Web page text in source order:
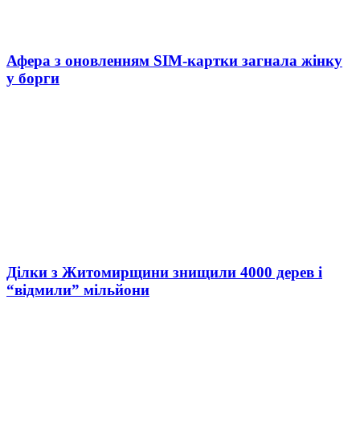
Афера з оновленням SIM-картки загнала жінку
у борги
Ділки з Житомирщини знищили 4000 дерев і
“відмили” мільйони